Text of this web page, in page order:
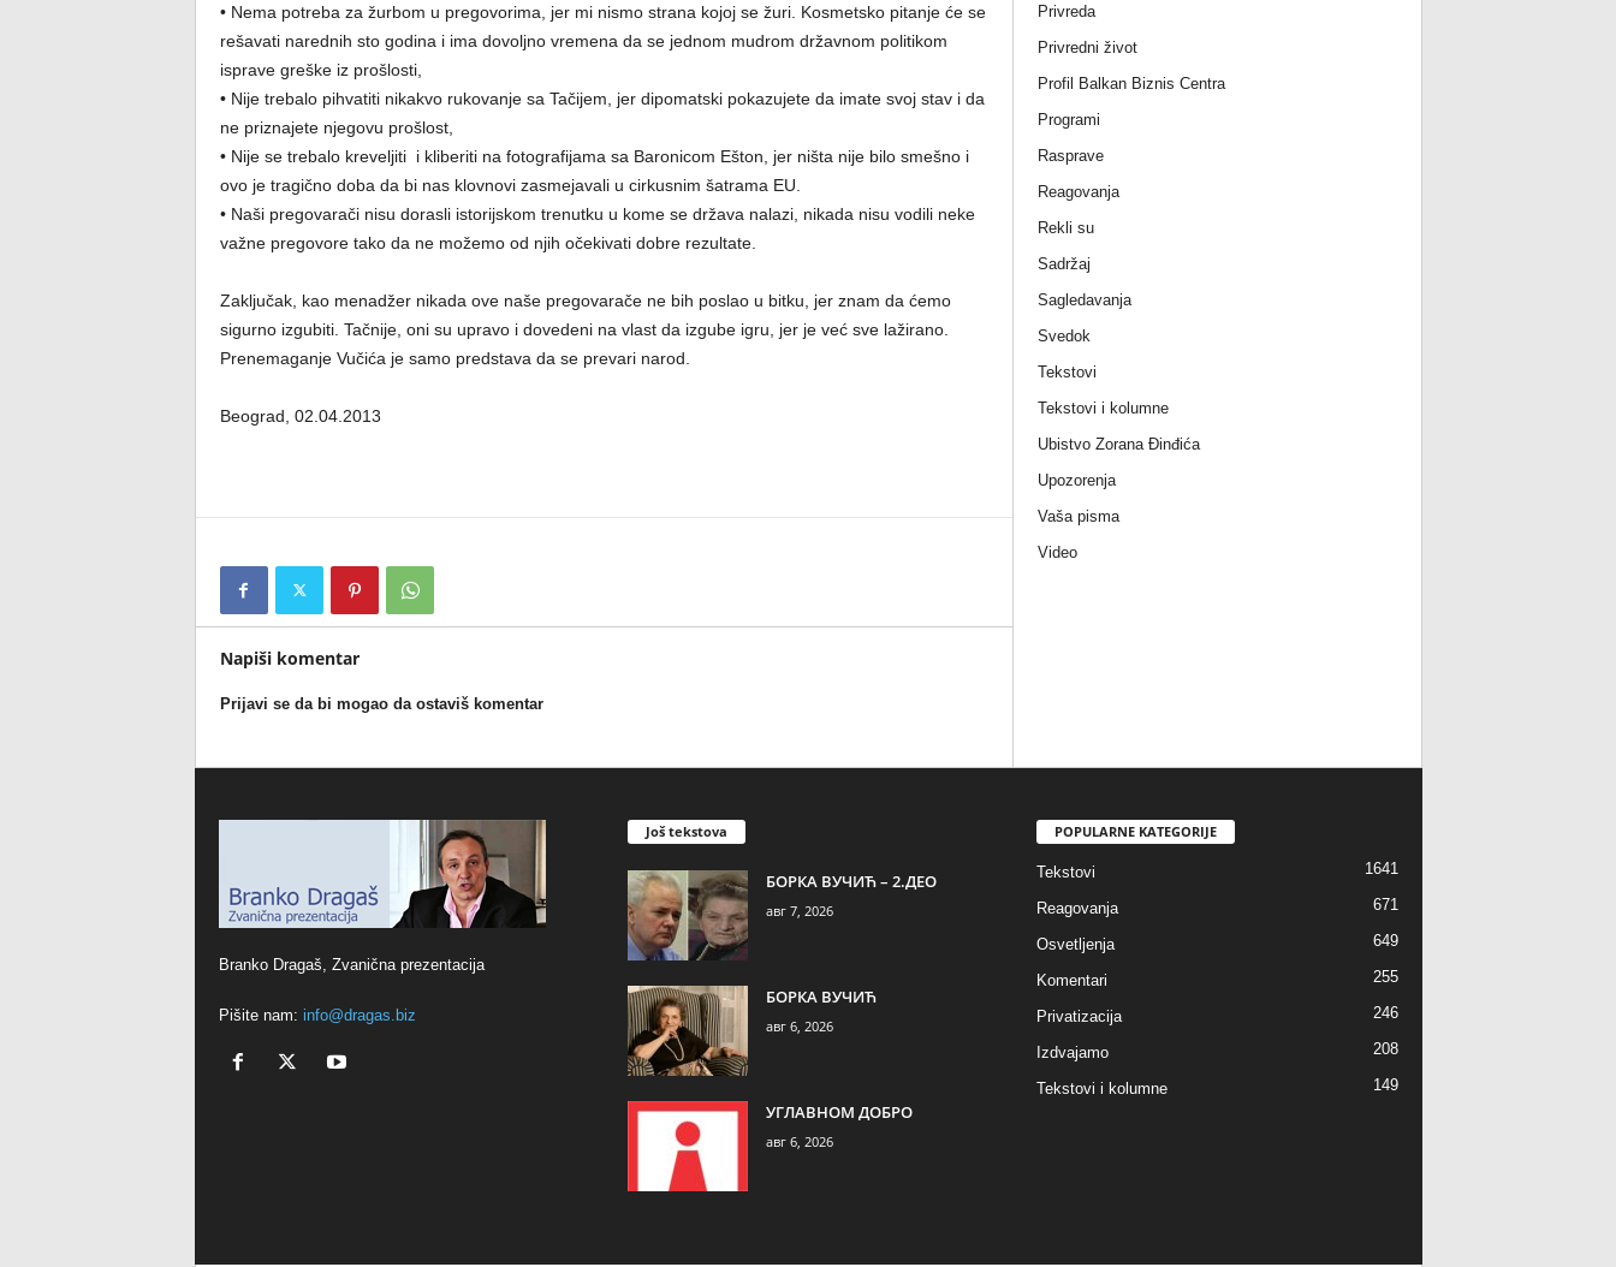
• Nema potreba za žurbom u pregovorima, jer mi nismo strana kojoj se žuri. Kosmetsko pitanje će se
rešavati narednih sto godina i ima dovoljno vremena da se jednom mudrom državnom politikom
isprave greške iz prošlosti,
• Nije trebalo pihvatiti nikakvo rukovanje sa Tačijem, jer dipomatski pokazujete da imate svoj stav i da
ne priznajete njegovu prošlost,
• Nije se trebalo kreveljiti i kliberiti na fotografijama sa Baronicom Ešton, jer ništa nije bilo smešno i
ovo je tragično doba da bi nas klovnovi zasmejavali u cirkusnim šatrama EU.
• Naši pregovarači nisu dorasli istorijskom trenutku u kome se država nalazi, nikada nisu vodili neke
važne pregovore tako da ne možemo od njih očekivati dobre rezultate.
Zaključak, kao menadžer nikada ove naše pregovarače ne bih poslao u bitku, jer znam da ćemo
sigurno izgubiti. Tačnije, oni su upravo i dovedeni na vlast da izgube igru, jer je već sve lažirano.
Prenemaganje Vučića je samo predstava da se prevari narod.
Beograd, 02.04.2013
Napiši komentar
Prijavi se da bi mogao da ostaviš komentar
Privreda
Privredni život
Profil Balkan Biznis Centra
Programi
Rasprave
Reagovanja
Rekli su
Sadržaj
Sagledavanja
Svedok
Tekstovi
Tekstovi i kolumne
Ubistvo Zorana Đinđića
Upozorenja
Vaša pisma
Video
Branko Dragaš, Zvanična prezentacija
Pišite nam: info@dragas.biz
Još tekstova
БОРКА ВУЧИЋ – 2.ДЕО
авг 7, 2026
БОРКА ВУЧИЋ
авг 6, 2026
УГЛАВНОМ ДОБРО
авг 6, 2026
POPULARNE KATEGORIJE
Tekstovi 1641
Reagovanja 671
Osvetljenja 649
Komentari 255
Privatizacija 246
Izdvajamo 208
Tekstovi i kolumne 149